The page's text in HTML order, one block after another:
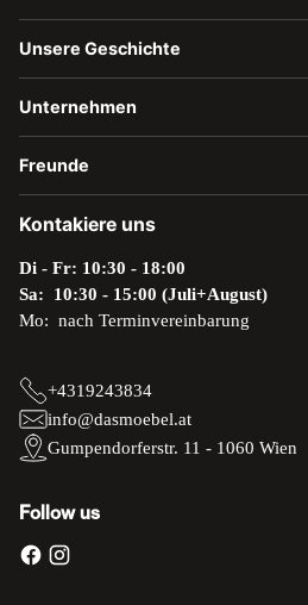
Unsere Geschichte
Unternehmen
Freunde
Kontakiere uns
Di - Fr: 10:30 - 18:00
Sa: 10:30 - 15:00 (Juli+August)
Mo: nach Terminvereinbarung
+4319243834
info@dasmoebel.at
Gumpendorferstr. 11 - 1060 Wien
Follow us